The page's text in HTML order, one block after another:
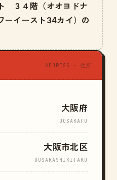
３４階（オオヨドナ
ーイースト34カイ）の
ADDRESS · 住所
大阪府
OOSAKAFU
大阪市北区
OOSAKASHIKITAKU